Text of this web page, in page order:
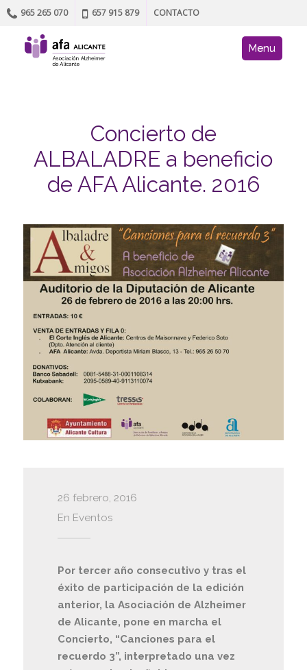
965 265 070 657 915 879 CONTACTO
AFA site
Skip to content
Menu
Concierto de
ALBALADRE a beneficio
de AFA Alicante. 2016
26 febrero, 2016
En Eventos
Por tercer año consecutivo y tras el
éxito de participación de la edición
anterior, la Asociación de Alzheimer
de Alicante, pone en marcha el
Concierto, “Canciones para el
recuerdo 3”, interpretado una vez